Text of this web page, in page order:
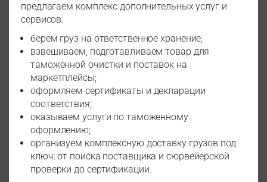
предлагаем комплекс дополнительных услуг и
сервисов:
берем груз на ответственное хранение;
взвешиваем, подготавливаем товар для
таможенной очистки и поставок на
маркетплейсы;
оформляем сертификаты и декларации
соответствия;
оказываем услуги по таможенному
оформлению;
организуем комплексную доставку грузов под
ключ: от поиска поставщика и сюрвейерской
проверки до сертификации.